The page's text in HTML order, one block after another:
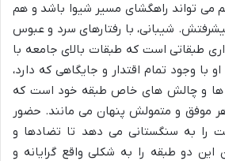
می تواند راهگشای مسیر شیوا باشد و هم
شیبانی، با رفتارهای سرد و عبوس
طبقاتی است که طبقات بالای جامعه با
با وجود تمام اقتدار و جایگاهی که دارد،
ها و چالش های خاص طبقه خود است که
موفق و متمولش پنهان می مانند. حضور
را به سنگستانی می دهد تا تضادها و
دو طبقه را به شکلی واقع گرایانه و